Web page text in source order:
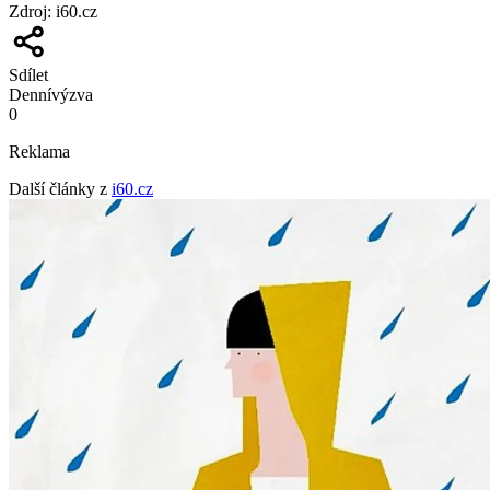
Zdroj: i60.cz
Sdílet
Dennívýzva
0
Reklama
Další články z i60.cz